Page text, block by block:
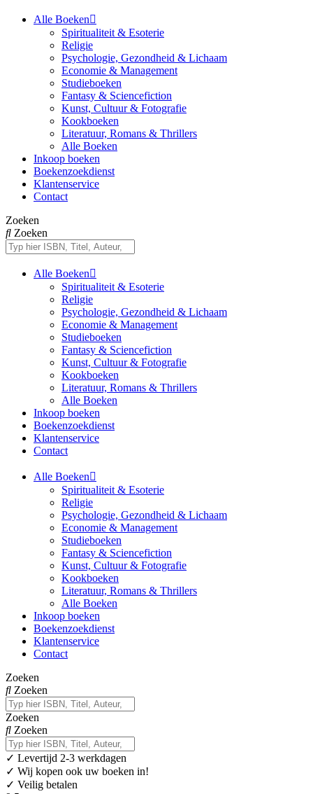
Alle Boeken
Spiritualiteit & Esoterie
Religie
Psychologie, Gezondheid & Lichaam
Economie & Management
Studieboeken
Fantasy & Sciencefiction
Kunst, Cultuur & Fotografie
Kookboeken
Literatuur, Romans & Thrillers
Alle Boeken
Inkoop boeken
Boekenzoekdienst
Klantenservice
Contact
Zoeken
Zoeken
Alle Boeken
Spiritualiteit & Esoterie
Religie
Psychologie, Gezondheid & Lichaam
Economie & Management
Studieboeken
Fantasy & Sciencefiction
Kunst, Cultuur & Fotografie
Kookboeken
Literatuur, Romans & Thrillers
Alle Boeken
Inkoop boeken
Boekenzoekdienst
Klantenservice
Contact
Alle Boeken
Spiritualiteit & Esoterie
Religie
Psychologie, Gezondheid & Lichaam
Economie & Management
Studieboeken
Fantasy & Sciencefiction
Kunst, Cultuur & Fotografie
Kookboeken
Literatuur, Romans & Thrillers
Alle Boeken
Inkoop boeken
Boekenzoekdienst
Klantenservice
Contact
Zoeken
Zoeken
Zoeken
Zoeken
✓ Levertijd 2-3 werkdagen
✓ Wij kopen ook uw boeken in!
✓ Veilig betalen